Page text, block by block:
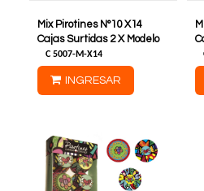
Mix Pirotines N°10 X14
Cajas Surtidas 2 X Modelo
C 5007-M-X14
INGRESAR